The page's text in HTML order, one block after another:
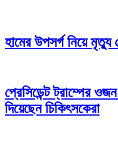
হামের উপসর্গ নিয়ে
প্রেসিডেন্ট ট্রাম্পের
দিয়েছেন চিকিৎসকেরা